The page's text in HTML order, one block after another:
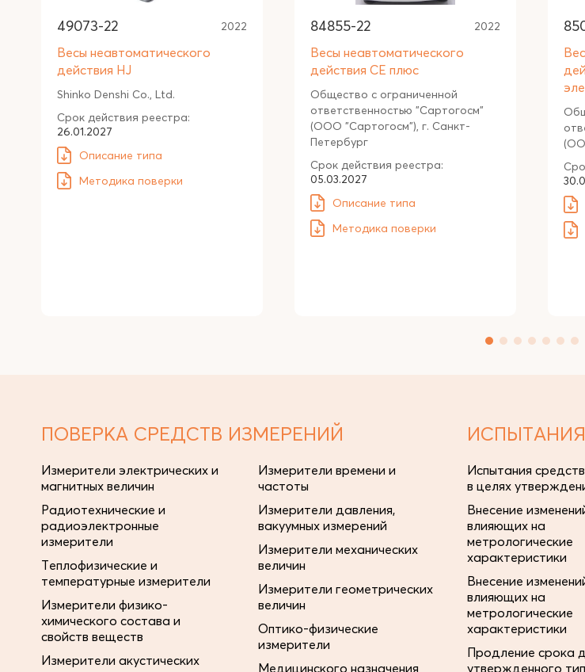
49073-22 2022
Весы неавтоматического
действия HJ
Shinko Denshi Co., Ltd.
Срок действия реестра:
26.01.2027
Описание типа
Методика поверки
84855-22 2022
Весы неавтоматического
действия СЕ плюс
Общество с ограниченной
ответственностью "Сартогосм"
(ООО "Сартогосм"), г. Санкт-
Петербург
Срок действия реестра:
05.03.2027
Описание типа
Методика поверки
ПОВЕРКА СРЕДСТВ ИЗМЕРЕНИЙ
Измерители электрических и
магнитных величин
Радиотехнические и
радиоэлектронные
измерители
Теплофизические и
температурные измерители
Измерители физико-
химического состава и
свойств веществ
Измерители акустических
Измерители времени и
частоты
Измерители давления,
вакуумных измерений
Измерители механических
величин
Измерители геометрических
величин
Оптико-физические
измерители
Медицинского назначения
Испытания
в целях
Внесение
влияющих на
метрологические
характеристики
Внесение
влияющих на
метрологические
характеристики
Продление срока
утвержденного